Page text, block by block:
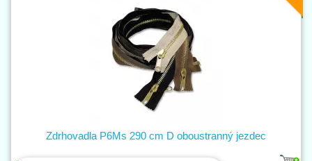
Zdrhovadla P6Ms 290 cm D oboustranný jezdec